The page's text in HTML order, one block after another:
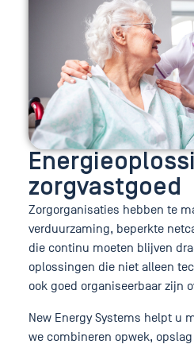
zorgvastgoed
Zorgorganisaties hebben te
verduurzaming, beperkte
die continu moeten blijven
oplossingen die niet alleen
ook goed organiseerbaar zijn
New Energy Systems helpt u
we combineren opwek,